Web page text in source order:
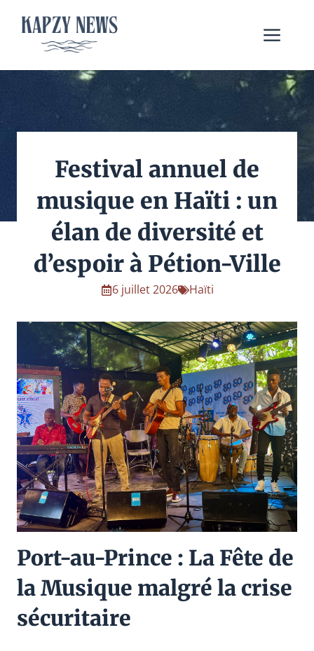
contenu
Festival annuel de
musique en Haïti : un
élan de diversité et
d’espoir à Pétion-Ville
6 juillet 2026 Haïti
Port-au-Prince : La Fête de
la Musique malgré la crise
sécuritaire